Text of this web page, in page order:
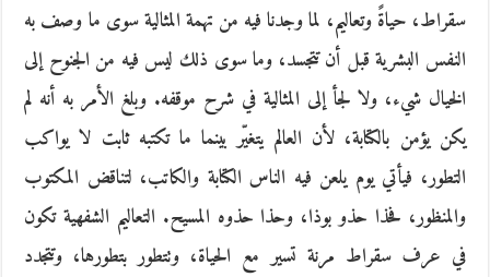
سقراط، حياةً وتعاليم، لما وجدنا فيه من تهمة المثالية سوى ما وصف به
النفس البشرية قبل أن تتجسد، وما سوى ذلك ليس فيه من الجنوح إلى
الخيال شيء، ولا لجأ إلى المثالية في شرح موقفه. وبلغ الأمر به أنه لم
يكن يؤمن بالكتابة، لأن العالم يتغيّر بينما ما تكتبه ثابت لا يواكب
التطور، فيأتي يوم يلعن فيه الناس الكتابة والكاتب، لتناقض المكتوب
والمنظور، فحذا حذو بوذا، وحذا حذوه المسيح. التعاليم الشفهية تكون
في عرف سقراط مرنة تسير مع الحياة، وتتطور بتطورها، وتتجدد